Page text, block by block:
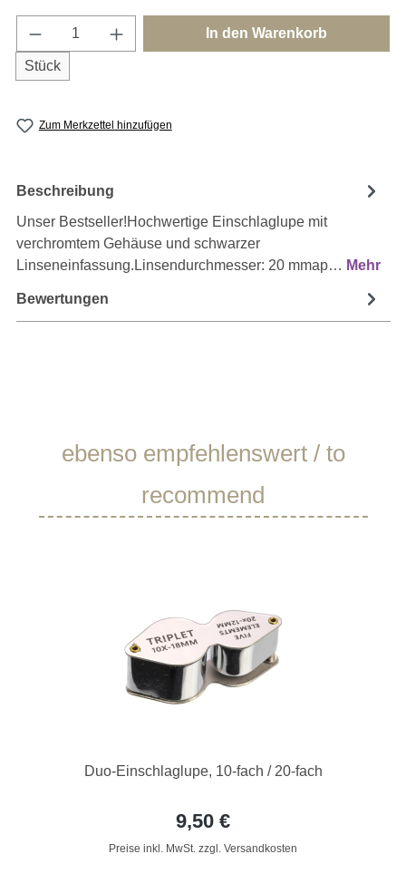
Produkt Anzahl: Gib den gewünschten
Stück
In den Warenkorb
Zum Merkzettel hinzufügen
Beschreibung
Unser Bestseller!Hochwertige Einschlaglupe mit
verchromtem Gehäuse und schwarzer
Linseneinfassung.Linsendurchmesser: 20 mmap… Mehr
Bewertungen
Produktgalerie überspringen
ebenso empfehlenswert / to
recommend
Duo-Einschlaglupe, 10-fach / 20-fach
9,50 €
Preise inkl. MwSt. zzgl. Versandkosten